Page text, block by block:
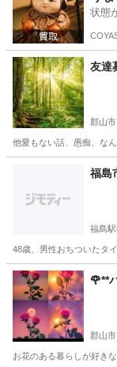
状態
友達
郡山市
他愛もない話、愚痴、な
チャ
福島
福島駅
48歳、男性おちついたタイ
福島 福島市 福
🌹**
郡山市
お花のある暮らしが好き